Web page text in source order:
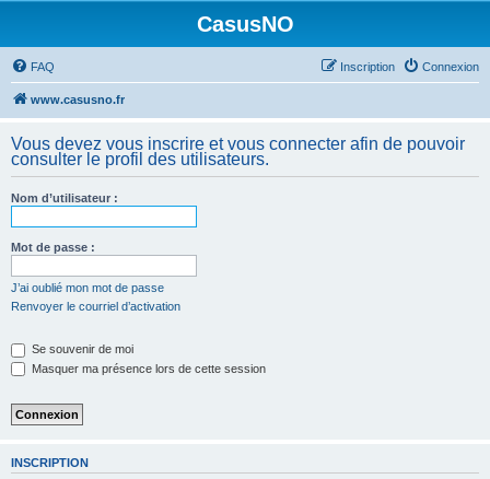
CasusNO
FAQ Connexion
Inscription
www.casusno.fr
Vous devez vous inscrire et vous connecter afin de pouvoir
consulter le profil des utilisateurs.
Nom d’utilisateur :
Mot de passe :
J’ai oublié mon mot de passe
Renvoyer le courriel d’activation
Se souvenir de moi
Masquer ma présence lors de cette session
INSCRIPTION